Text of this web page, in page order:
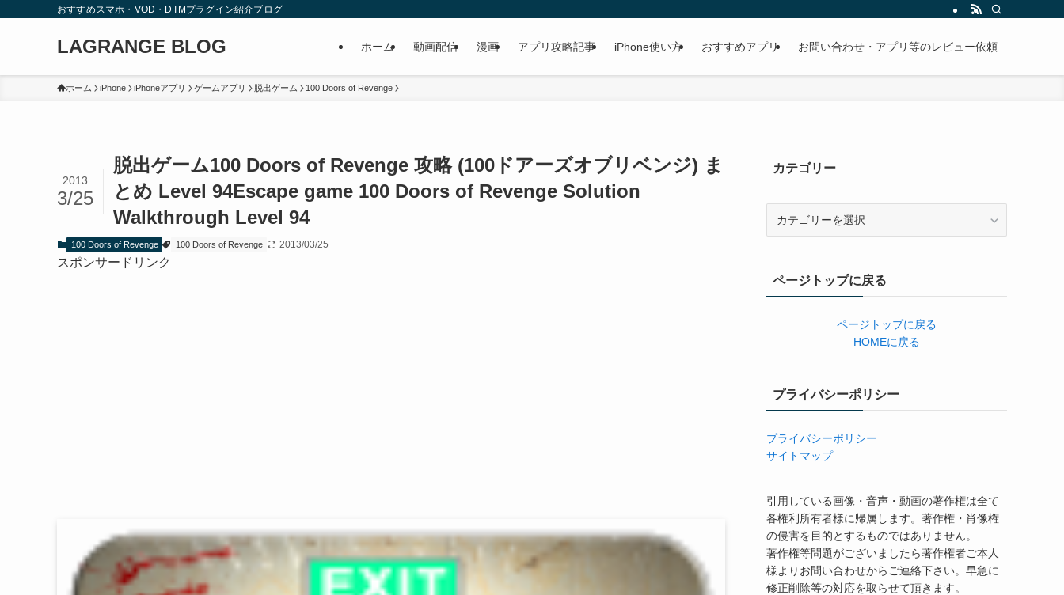
おすすめスマホ・VOD・DTMプラグイン紹介ブログ
LAGRANGE BLOG ホーム 動画配信 漫画 アプリ攻略記事 iPhone使い方 おすすめアプリ お問い合わせ・アプリ等のレビュー依頼
ホーム iPhone iPhoneアプリ ゲームアプリ 脱出ゲーム 100 Doors of Revenge
脱出ゲーム100 Doors of Revenge 攻略 (100ドアーズオブリベンジ) ま
とめ Level 94Escape game 100 Doors of Revenge Solution
Walkthrough Level 94
2013
3/25
100 Doors of Revenge 100 Doors of Revenge 2013/03/25
スポンサードリンク
カテゴリー
ーページトップに戻る
ページトップに戻る
HOMEに戻る
プライバシーポリシー
プライバシーポリシー
サイトマップ
引用している画像・音声・動画の著作権は全て
各権利所有者様に帰属します。著作権・肖像権
の侵害を目的とするものではありません。
著作権等問題がございましたら著作権者ご本人
様よりお問い合わせからご連絡下さい。早急に
修正削除等の対応を取らせて頂きます。